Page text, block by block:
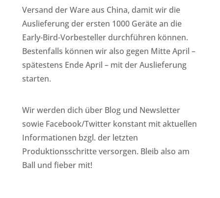
Versand der Ware aus China, damit wir die
Auslieferung der ersten 1000 Geräte an die
Early-Bird-Vorbesteller durchführen können.
Bestenfalls können wir also gegen Mitte April –
spätestens Ende April – mit der Auslieferung
starten.
Wir werden dich über Blog und Newsletter
sowie Facebook/Twitter konstant mit aktuellen
Informationen bzgl. der letzten
Produktionsschritte versorgen. Bleib also am
Ball und fieber mit!